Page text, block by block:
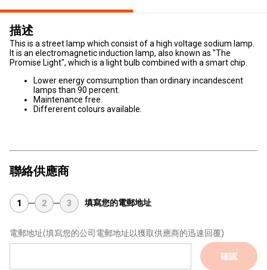
描述
This is a street lamp which consist of a high voltage sodium lamp.
It is an electromagnetic induction lamp, also known as "The
Promise Light", which is a light bulb combined with a smart chip.
Lower energy comsumption than ordinary incandescent
lamps than 90 percent.
Maintenance free.
Differerent colours available.
聯絡供應商
1 2 3 填寫您的電郵地址
電郵地址(填寫您的公司電郵地址以獲取供應商的迅速回覆)
確認